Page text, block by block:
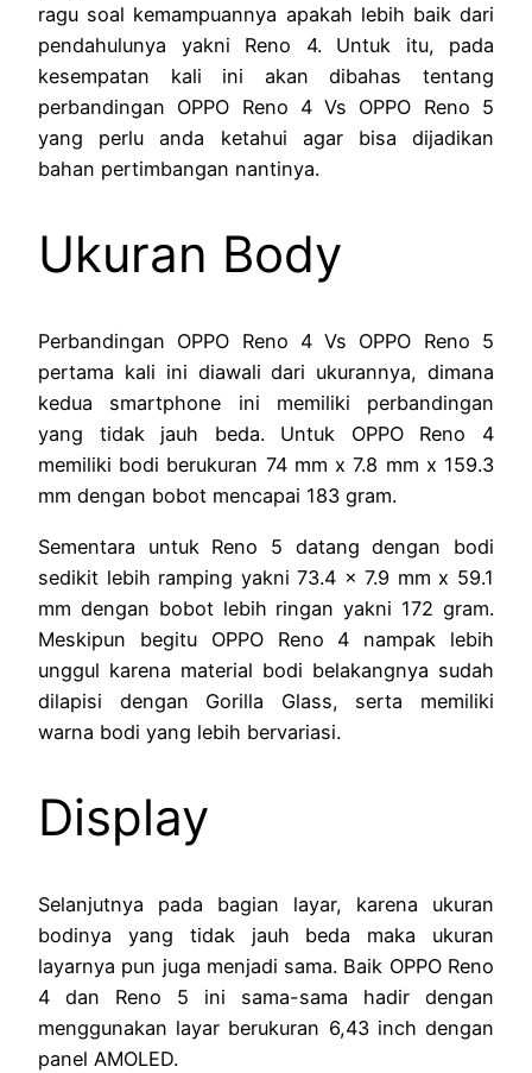
ragu soal kemampuannya apakah lebih baik dari
pendahulunya yakni Reno 4. Untuk itu, pada
kesempatan kali ini akan dibahas tentang
perbandingan OPPO Reno 4 Vs OPPO Reno 5
yang perlu anda ketahui agar bisa dijadikan
bahan pertimbangan nantinya.
Ukuran Body
Perbandingan OPPO Reno 4 Vs OPPO Reno 5
pertama kali ini diawali dari ukurannya, dimana
kedua smartphone ini memiliki perbandingan
yang tidak jauh beda. Untuk OPPO Reno 4
memiliki bodi berukuran 74 mm x 7.8 mm x 159.3
mm dengan bobot mencapai 183 gram.
Sementara untuk Reno 5 datang dengan bodi
sedikit lebih ramping yakni 73.4 x 7.9 mm x 59.1
mm dengan bobot lebih ringan yakni 172 gram.
Meskipun begitu OPPO Reno 4 nampak lebih
unggul karena material bodi belakangnya sudah
dilapisi dengan Gorilla Glass, serta memiliki
warna bodi yang lebih bervariasi.
Display
Selanjutnya pada bagian layar, karena ukuran
bodinya yang tidak jauh beda maka ukuran
layarnya pun juga menjadi sama. Baik OPPO Reno
4 dan Reno 5 ini sama-sama hadir dengan
menggunakan layar berukuran 6,43 inch dengan
panel AMOLED.